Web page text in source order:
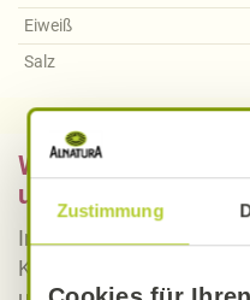
Zustimmung
Eiweiß
Salz
Was bedeutet
und laktosefrei bei
Informieren Sie sich
Kennzeichnung von